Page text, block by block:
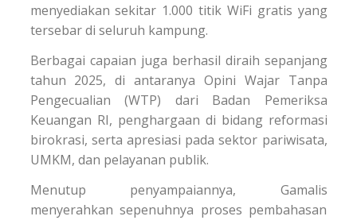
menyediakan sekitar 1.000 titik WiFi gratis yang
tersebar di seluruh kampung.
Berbagai capaian juga berhasil diraih sepanjang
tahun 2025, di antaranya Opini Wajar Tanpa
Pengecualian (WTP) dari Badan Pemeriksa
Keuangan RI, penghargaan di bidang reformasi
birokrasi, serta apresiasi pada sektor pariwisata,
UMKM, dan pelayanan publik.
Menutup penyampaiannya, Gamalis
menyerahkan sepenuhnya proses pembahasan